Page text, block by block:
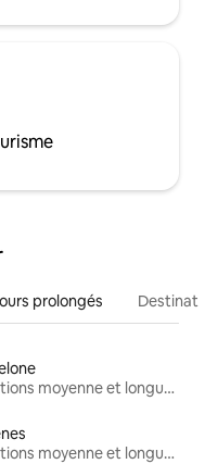
prolongés
Locations moyenne et longue durée
Locations moyenne et longue durée